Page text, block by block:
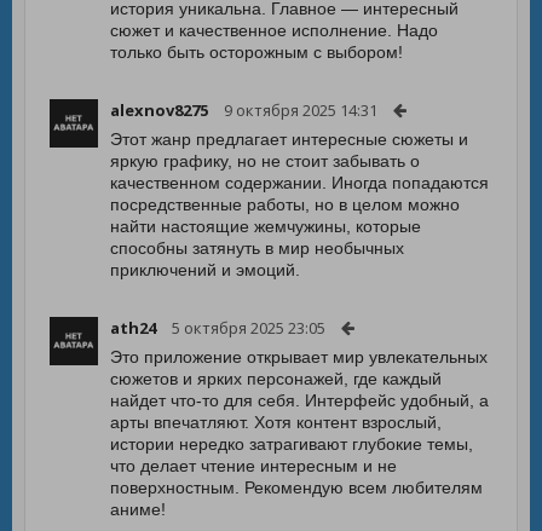
история уникальна. Главное — интересный
сюжет и качественное исполнение. Надо
только быть осторожным с выбором!
alexnov8275 9 октября 2025 14:31
Этот жанр предлагает интересные сюжеты и
яркую графику, но не стоит забывать о
качественном содержании. Иногда попадаются
посредственные работы, но в целом можно
найти настоящие жемчужины, которые
способны затянуть в мир необычных
приключений и эмоций.
ath24 5 октября 2025 23:05
Это приложение открывает мир увлекательных
сюжетов и ярких персонажей, где каждый
найдет что-то для себя. Интерфейс удобный, а
арты впечатляют. Хотя контент взрослый,
истории нередко затрагивают глубокие темы,
что делает чтение интересным и не
поверхностным. Рекомендую всем любителям
аниме!